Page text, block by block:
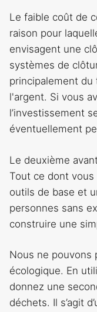
Le faible coût de
raison pour
envisagent une
systèmes de
principalement
l'argent. Si vous
l’investissement
éventuellement
Le deuxième
Tout ce dont
outils de base et
personnes sans
construire une
Nous ne pouvons
écologique. En
donnez une
déchets. Il s’agit